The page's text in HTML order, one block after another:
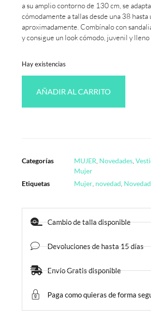
a su amplio contorno de 130 cm, se adapta
cómodamente a tallas desde una 38 hasta
aproximadamente. Combínalo con
y consigue un look cómodo, juvenil y lleno
Hay existencias
AÑADIR AL CARRITO
Categorías MUJER, Novedades,
Mujer
Etiquetas
Mujer, novedad,
Cambio de talla disponible
Devoluciones de hasta 15 días
Envío Gratis disponible
Paga como quieras de forma